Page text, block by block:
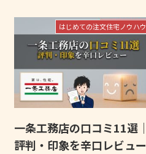
はじめての注文住宅ノウハウ
一条工務店の口コミ11選｜
評判・印象を辛口レビュー